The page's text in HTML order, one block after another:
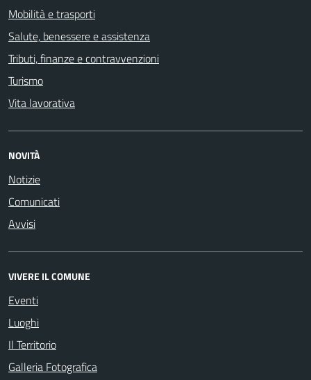
Mobilità e trasporti
Salute, benessere e assistenza
Tributi, finanze e contravvenzioni
Turismo
Vita lavorativa
NOVITÀ
Notizie
Comunicati
Avvisi
VIVERE IL COMUNE
Eventi
Luoghi
Il Territorio
Galleria Fotografica